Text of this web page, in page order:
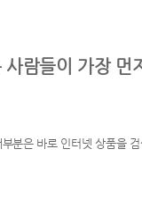
사람들이 가장 먼
부분은 바로 인터넷 상품을